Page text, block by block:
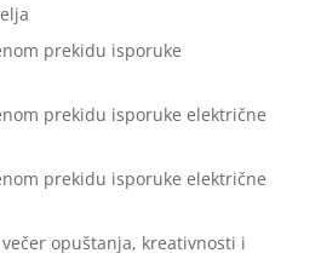
prekidu isporuke
prekidu isporuke električne
prekidu isporuke električne
opuštanja, kreativnosti i